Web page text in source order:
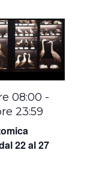
22 al 27
08:00 -
23:59